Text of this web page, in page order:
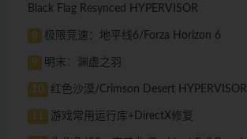
Black Flag Resynced HYPERVISOR
8 极限竞速：地平线6/Forza Horizon 6
9 明末：渊虚之羽
10 红色沙漠/Crimson Desert HYPERVISOR
11 游戏常用运行库+DirectX修复